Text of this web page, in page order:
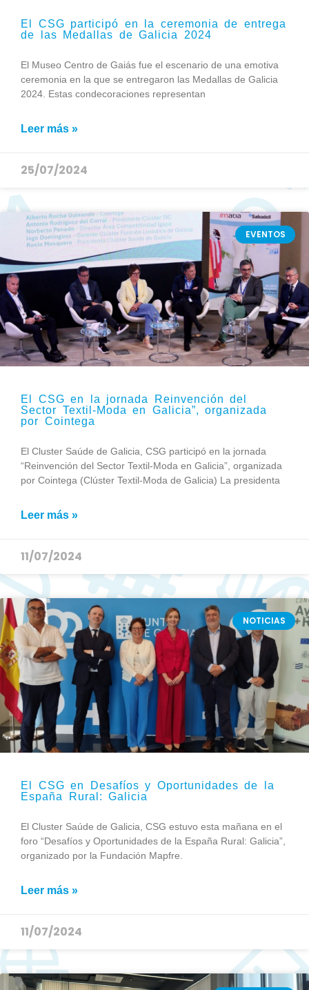
El CSG participó en la ceremonia de entrega
de las Medallas de Galicia 2024
El Museo Centro de Gaiás fue el escenario de una emotiva
ceremonia en la que se entregaron las Medallas de Galicia
2024. Estas condecoraciones representan
Leer más »
25/07/2024
EVENTOS
El CSG en la jornada Reinvención del
Sector Textil-Moda en Galicia”, organizada
por Cointega
El Cluster Saúde de Galicia, CSG participó en la jornada
“Reinvención del Sector Textil-Moda en Galicia”, organizada
por Cointega (Clúster Textil-Moda de Galicia) La presidenta
Leer más »
11/07/2024
NOTICIAS
El CSG en Desafíos y Oportunidades de la
España Rural: Galicia
El Cluster Saúde de Galicia, CSG estuvo esta mañana en el
foro “Desafíos y Oportunidades de la España Rural: Galicia”,
organizado por la Fundación Mapfre.
Leer más »
11/07/2024